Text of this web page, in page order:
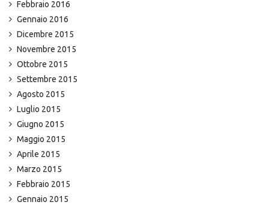
Febbraio 2016
Gennaio 2016
Dicembre 2015
Novembre 2015
Ottobre 2015
Settembre 2015
Agosto 2015
Luglio 2015
Giugno 2015
Maggio 2015
Aprile 2015
Marzo 2015
Febbraio 2015
Gennaio 2015